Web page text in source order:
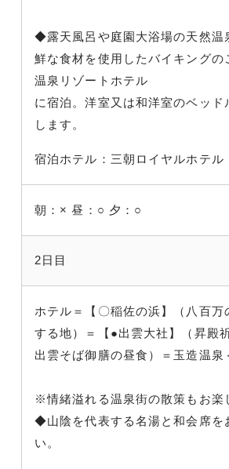
◆露天風呂や庭園大浴場の天然温
鮮な食材を使用したバイキングの
温泉リゾートホテル
に宿泊。洋室又は和洋室のベッド
します。
宿泊ホテル：三朝ロイヤルホテル
朝：× 昼：○ 夕：○
2日目
ホテル＝【〇稲佐の浜】（八百万
する地）＝【●出雲大社】（昇殿
出雲そば御膳の昼食）＝玉造温泉
※情緒溢れる温泉街の散策もお楽
◆山陰を代表する名湯と和会席を
い。